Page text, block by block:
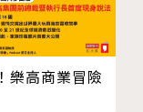
悅、快樂和療癒
性高的場所，透
，實現最美好的
樂高商業冒險